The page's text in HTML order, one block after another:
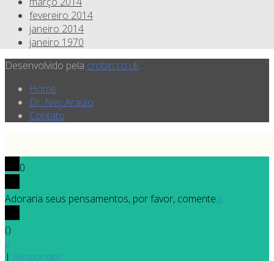
fevereiro 2014
janeiro 2014
janeiro 1970
Desenvolvido pela crobin.co.uk.
Home
Dr. Ney Araujo
Contato
0
Adoraria seus pensamentos, por favor, comente.x
()
x
| Responder